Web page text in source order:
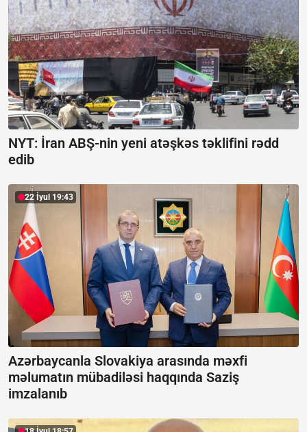
NYT: İran ABŞ-nin yeni atəşkəs təklifini rədd
edib
22 İyul 19:43
Azərbaycanla Slovakiya arasında məxfi
məlumatın mübadiləsi haqqında Saziş
imzalanıb